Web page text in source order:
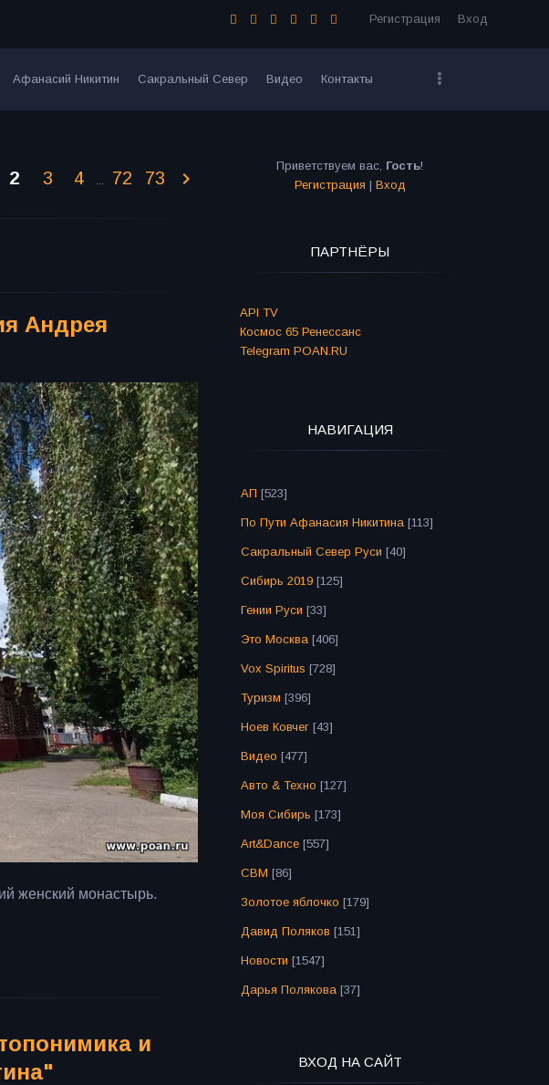
Регистрация Вход
Афанасий Никитин Сакральный Север Видео Контакты
2 3 4 ... 72 73
Андрея
женский монастырь.
и
Приветствуем вас, Гость!
Регистрация | Вход
ПАРТНЁРЫ
API TV
Космос 65 Ренессанс
Telegram POAN.RU
НАВИГАЦИЯ
АП [523]
По Пути Афанасия Никитина [113]
Сакральный Север Руси [40]
Сибирь 2019 [125]
Гении Руси [33]
Это Москва [406]
Vox Spiritus [728]
Туризм [396]
Ноев Ковчег [43]
Видео [477]
Авто & Техно [127]
Моя Сибирь [173]
Art&Dance [557]
СВМ [86]
Золотое яблочко [179]
Давид Поляков [151]
Новости [1547]
Дарья Полякова [37]
ВХОД НА САЙТ